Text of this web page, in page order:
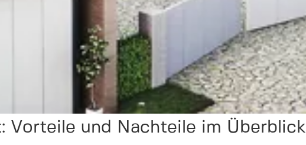
Vorteile und Nachteile im Überblick